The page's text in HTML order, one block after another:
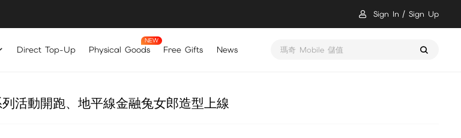
Sign In Sign Up
Direct Top-Up Physical Goods Free Gifts News 瑪奇 Mobile 儲值
列活動開跑、地平線金融兔女郎造型上線